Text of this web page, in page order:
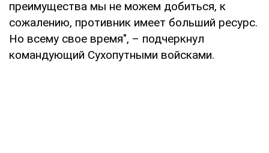
преимущества мы не можем добиться, к
сожалению, противник имеет больший ресурс.
Но всему свое время", – подчеркнул
командующий Сухопутными войсками.